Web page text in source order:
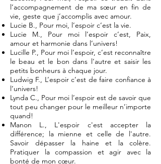
l’accompagnement de ma sœur en fin de
vie, geste que j’accomplis avec amour.
Lucie B., Pour moi, l’espoir c’est la vie.
Lucie M., Pour moi l’espoir c’est, Paix,
amour et harmonie dans l’univers!
Lucille P., Pour moi l’espoir, c’est reconnaître
le beau et le bon dans l’autre et saisir les
petits bonheurs à chaque jour.
Ludwig F., L’espoir c’est de faire confiance à
l’univers!
Lynda C., Pour moi l’espoir est de savoir que
tout peu changer pour le meilleur n’importe
quand!
Manon L., L'espoir c'est accepter la
différence; la mienne et celle de l'autre.
Savoir dépasser la haine et la colère.
Pratiquer la compassion et agir avec la
bonté de mon cœur.